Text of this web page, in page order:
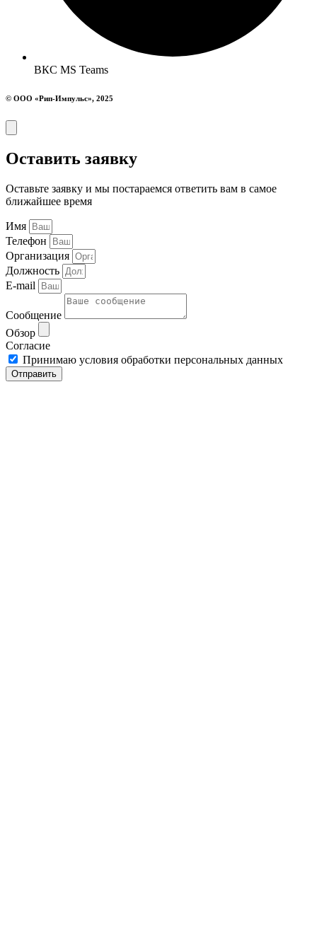
ВКС MS Teams
© ООО «Рип-Импульс», 2025
Оставить заявку
Оставьте заявку и мы постараемся ответить вам в самое
ближайшее время
Имя
Телефон
Организация
Должность
E-mail
Сообщение
Обзор
Согласие
Принимаю условия обработки персональных данных
Отправить